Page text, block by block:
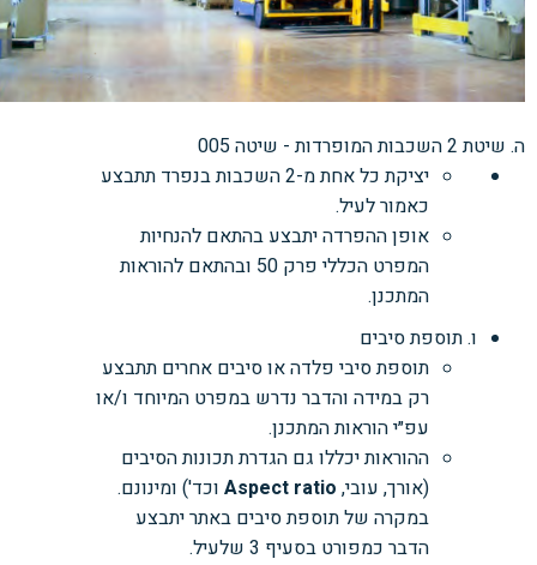
ה. שיטת 2 השכבות המופרדות - שיטה 005
יציקת כל אחת מ-2 השכבות בנפרד תתבצע
כאמור לעיל.
אופן ההפרדה יתבצע בהתאם להנחיות
המפרט הכללי פרק 50 ובהתאם להוראות
המתכנן.
ו. תוספת סיבים
תוספת סיבי פלדה או סיבים אחרים תתבצע
רק במידה והדבר נדרש במפרט המיוחד ו/או
עפ״י הוראות המתכנן.
ההוראות יכללו גם הגדרת תכונות הסיבים
(אורך, עובי, Aspect ratio וכד') ומינונם.
במקרה של תוספת סיבים באתר יתבצע
הדבר כמפורט בסעיף 3 שלעיל.